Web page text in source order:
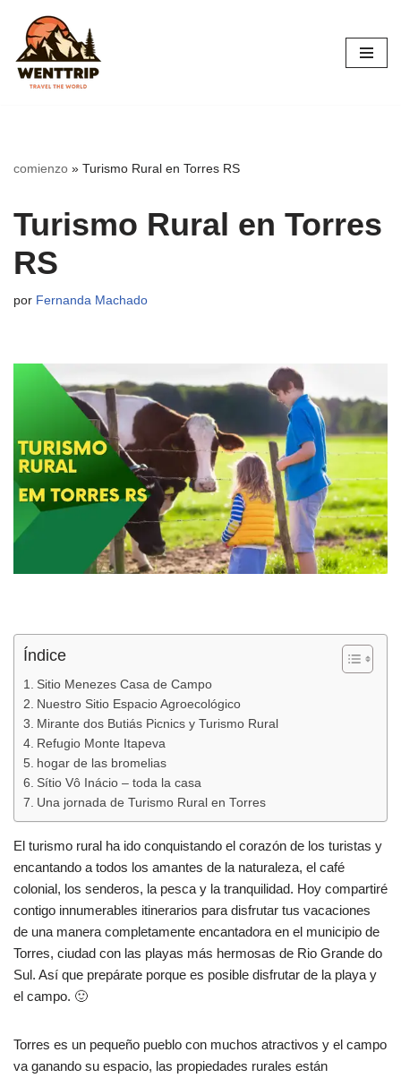
Saltar
al
contenido
comienzo » Turismo Rural en Torres RS
Turismo Rural en Torres
RS
por Fernanda Machado
Índice
Sitio Menezes Casa de Campo
Nuestro Sitio Espacio Agroecológico
Mirante dos Butiás Picnics y Turismo Rural
Refugio Monte Itapeva
hogar de las bromelias
Sítio Vô Inácio – toda la casa
Una jornada de Turismo Rural en Torres
El turismo rural ha ido conquistando el corazón de los turistas y
encantando a todos los amantes de la naturaleza, el café
colonial, los senderos, la pesca y la tranquilidad. Hoy compartiré
contigo innumerables itinerarios para disfrutar tus vacaciones
de una manera completamente encantadora en el municipio de
Torres, ciudad con las playas más hermosas de Rio Grande do
Sul. Así que prepárate porque es posible disfrutar de la playa y
el campo. 🙂
Torres es un pequeño pueblo con muchos atractivos y el campo
va ganando su espacio, las propiedades rurales están